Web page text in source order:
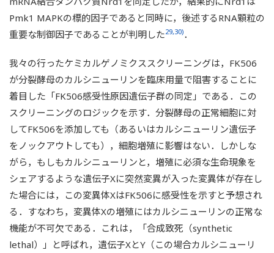
Pmk1 MAPKの標的因子であると同時に，後述するRNA顆粒の
重要な制御因子であることが判明した29,30)．
我々の行ったケミカルゲノミクススクリーニングは，FK506
が分裂酵母のカルシニューリンを臨床用量で阻害することに
着目した「FK506感受性原因遺伝子群の同定」である．この
スクリーニングのロジックを示す．分裂酵母の正常細胞に対
してFK506を添加しても（あるいはカルシニューリン遺伝子
をノックアウトしても），細胞増殖に影響はない．しかしな
がら，もしもカルシニューリンと，増殖に必須な生命現象を
シェアするような遺伝子Xに突然変異が入った変異体が存在し
た場合には，この変異体XはFK506に感受性を示すと予想され
る．すなわち，変異体Xの増殖にはカルシニューリンの正常な
機能が不可欠である．これは，「合成致死（synthetic
lethal）」と呼ばれ，遺伝子XとY（この場合カルシニューリ